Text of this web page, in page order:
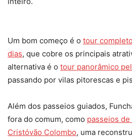
Um bom começo é o tour
dias, que cobre os principais
alternativa é o tour panorâmico
passando por vilas pitorescas e
Além dos passeios guiados,
fora do comum, como passeios
Cristóvão Colombo, uma